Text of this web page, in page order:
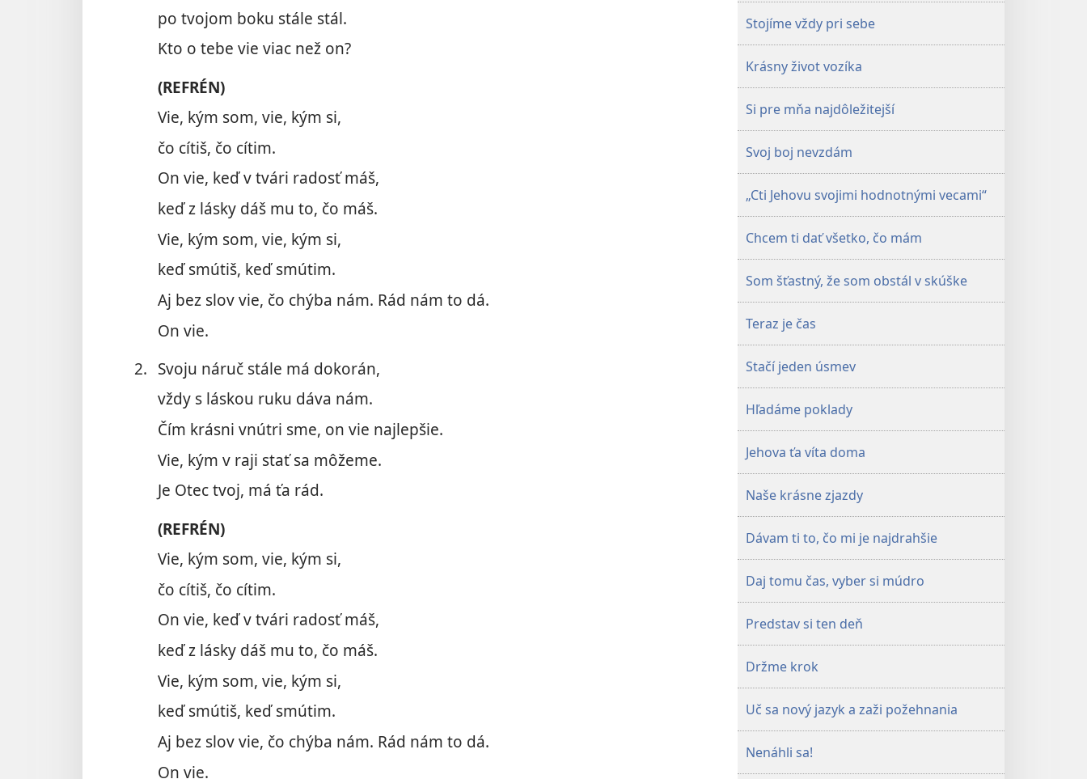
po tvojom boku stále stál.
Kto o tebe vie viac než on?
(REFRÉN)
Vie, kým som, vie, kým si,
čo cítiš, čo cítim.
On vie, keď v tvári radosť máš,
keď z lásky dáš mu to, čo máš.
Vie, kým som, vie, kým si,
keď smútiš, keď smútim.
Aj bez slov vie, čo chýba nám. Rád nám to dá.
On vie.
2. Svoju náruč stále má dokorán,
vždy s láskou ruku dáva nám.
Čím krásni vnútri sme, on vie najlepšie.
Vie, kým v raji stať sa môžeme.
Je Otec tvoj, má ťa rád.
(REFRÉN)
Vie, kým som, vie, kým si,
čo cítiš, čo cítim.
On vie, keď v tvári radosť máš,
keď z lásky dáš mu to, čo máš.
Vie, kým som, vie, kým si,
keď smútiš, keď smútim.
Aj bez slov vie, čo chýba nám. Rád nám to dá.
On vie.
Stojíme vždy pri sebe
Krásny život vozíka
Si pre mňa najdôležitejší
Svoj boj nevzdám
„Cti Jehovu svojimi hodnotnými vecami“
Chcem ti dať všetko, čo mám
Som šťastný, že som obstál v skúške
Teraz je čas
Stačí jeden úsmev
Hľadáme poklady
Jehova ťa víta doma
Naše krásne zjazdy
Dávam ti to, čo mi je najdrahšie
Daj tomu čas, vyber si múdro
Predstav si ten deň
Držme krok
Uč sa nový jazyk a zaži požehnania
Nenáhli sa!